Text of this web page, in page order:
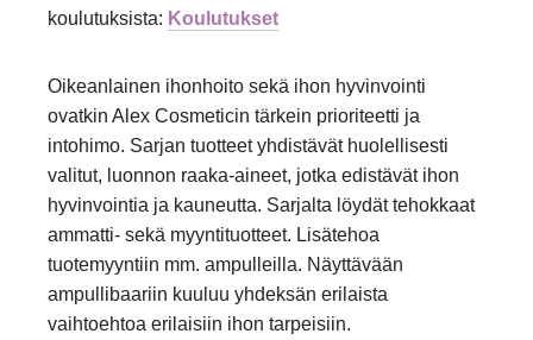
koulutuksista: Koulutukset
Oikeanlainen ihonhoito sekä ihon hyvinvointi
ovatkin Alex Cosmeticin tärkein prioriteetti ja
intohimo. Sarjan tuotteet yhdistävät huolellisesti
valitut, luonnon raaka-aineet, jotka edistävät ihon
hyvinvointia ja kauneutta. Sarjalta löydät tehokkaat
ammatti- sekä myyntituotteet. Lisätehoa
tuotemyyntiin mm. ampulleilla. Näyttävään
ampullibaariin kuuluu yhdeksän erilaista
vaihtoehtoa erilaisiin ihon tarpeisiin.